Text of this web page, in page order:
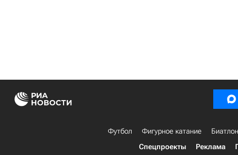
Футбол Фигурное катание Биатлон
Спецпроекты
Реклама